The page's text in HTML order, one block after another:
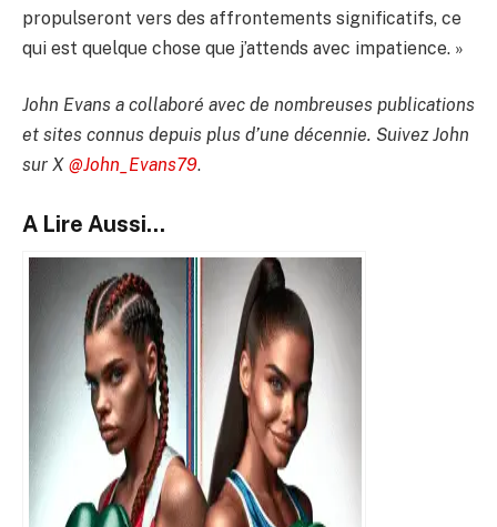
propulseront vers des affrontements significatifs, ce
qui est quelque chose que j’attends avec impatience. »
John Evans a collaboré avec de nombreuses publications
et sites connus depuis plus d’une décennie. Suivez John
sur X @John_Evans79.
A Lire Aussi...